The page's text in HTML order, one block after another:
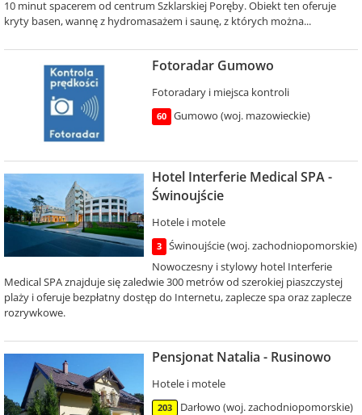
10 minut spacerem od centrum Szklarskiej Poręby. Obiekt ten oferuje
kryty basen, wannę z hydromasażem i saunę, z których można...
Fotoradar Gumowo
Fotoradary i miejsca kontroli
60 Gumowo (woj. mazowieckie)
Hotel Interferie Medical SPA -
Świnoujście
Hotele i motele
3
Świnoujście (woj. zachodniopomorskie)
Nowoczesny i stylowy hotel Interferie
Medical SPA znajduje się zaledwie 300 metrów od szerokiej piaszczystej
plaży i oferuje bezpłatny dostęp do Internetu, zaplecze spa oraz zaplecze
rozrywkowe.
Pensjonat Natalia - Rusinowo
Hotele i motele
203
Darłowo (woj. zachodniopomorskie)